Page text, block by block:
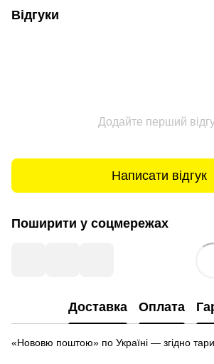
Відгуки
Додайте перший
Написати відгук
Поширити у соцмережах
Доставка Оплата
«Нововю поштою» по Україні — згідно